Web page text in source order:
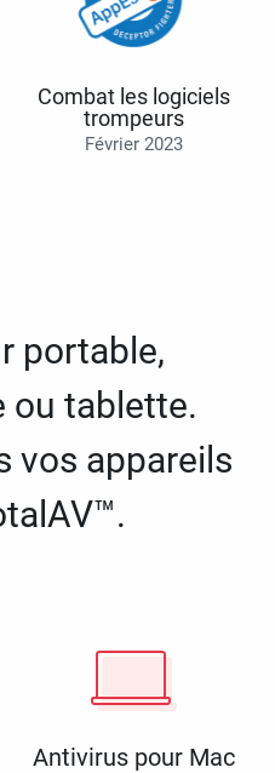
Combat les logiciels
trompeurs
Février 2023
portable,
ou tablette.
vos appareils
Antivirus pour Mac